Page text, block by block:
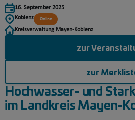
Hochwasser- und
im Landkreis Mayen-
16. September 2025
Koblenz
Online
Kreisverwaltung Mayen-Koblenz
zur
zur